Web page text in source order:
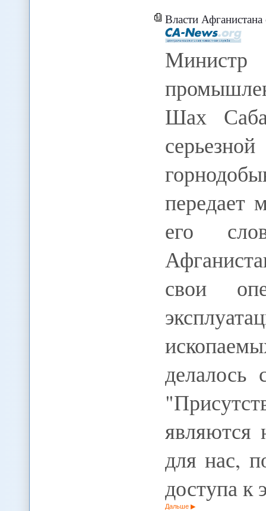
Власти Афганистана
Шах
передает
его
свои
являются
для нас,
доступа к
Дальше